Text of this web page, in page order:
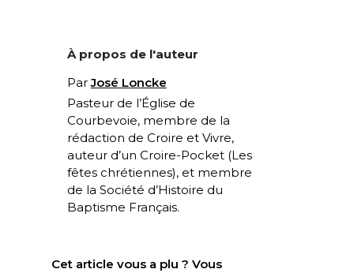
À propos de l'auteur
ParJosé Loncke
Pasteur de l’Église de
Courbevoie, membre de la
rédaction de Croire et Vivre,
auteur d’un Croire-Pocket (Les
fêtes chrétiennes), et membre
de la Société d’Histoire du
Baptisme Français.
Cet article vous a plu ? Vous